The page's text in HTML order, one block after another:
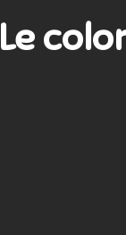
Le